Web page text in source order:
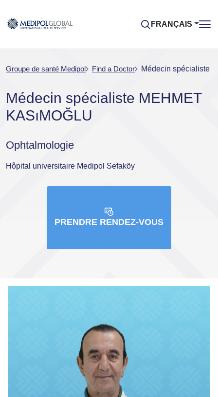
FRANÇAIS
Groupe de santé Medipol Find a Doctor Médecin spécialiste
Médecin spécialiste MEHMET
KASıMOĞLU
Ophtalmologie
Hôpital universitaire Medipol Sefaköy
PRENDRE RENDEZ-VOUS